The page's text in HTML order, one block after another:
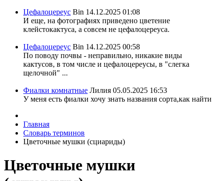
Цефалоцереус Bin 14.12.2025 01:08
И еще, на фотографиях приведено цветение
клейстокактуса, а совсем не цефалоцереуса.
Цефалоцереус Bin 14.12.2025 00:58
По поводу почвы - неправильно, никакие виды
кактусов, в том числе и цефалоцереусы, в "слегка
щелочной" ...
Фиалки комнатные Лилия 05.05.2025 16:53
У меня есть фиалки хочу знать названия сорта,как найти
Главная
Словарь терминов
Цветочные мушки (сциариды)
Цветочные мушки